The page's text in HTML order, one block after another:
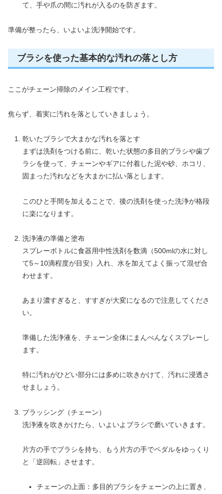
て、手や爪の間に汚れが入るのを防ぎます。
準備が整ったら、いよいよ洗浄開始です。
ブラシを使った基本的な汚れの落とし方
ここがチェーン掃除のメイン工程です。
焦らず、着実に汚れを落としていきましょう。
乾いたブラシで大まかな汚れを落とす
まずは洗剤をつける前に、乾いた状態の多目的ブラシや歯ブ
ラシを使って、チェーンやギアに付着した泥や砂、ホコリ、
固まった汚れなどを大まかに払い落とします。
このひと手間を加えることで、後の洗剤を使った洗浄が格段
に楽になります。
洗浄液の準備と塗布
スプレーボトルに食器用中性洗剤を数滴（500mlの水に対し
て5～10滴程度が目安）入れ、水を加えてよく振って混ぜ合
わせます。
あまり濃すぎると、すすぎが大変になるので注意してくださ
い。
準備した洗浄液を、チェーン全体にまんべんなくスプレーし
ます。
特に汚れがひどい部分には多めに吹きかけて、汚れに浸透さ
せましょう。
ブラッシング（チェーン）
洗浄液を吹きかけたら、いよいよブラシで磨いていきます。
片方の手でブラシを持ち、もう片方の手でペダルをゆっくり
と「逆回転」させます。
チェーンの上面：多目的ブラシをチェーンの上に置き、